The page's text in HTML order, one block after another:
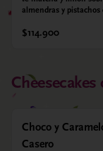
almendras y
$114.900
Cheesecakes
Choco y
Casero